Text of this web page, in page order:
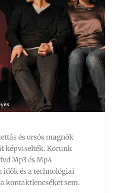
és orsós magnók
képviselték. Korunk
Mp3 és Mp4
és a technológiai
kontaktlencséket sem.